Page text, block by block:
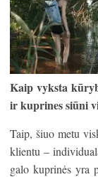
Kaip vyksta kū
ir kuprines siūni
Taip, šiuo metu
klientu –
galo kuprinės yra